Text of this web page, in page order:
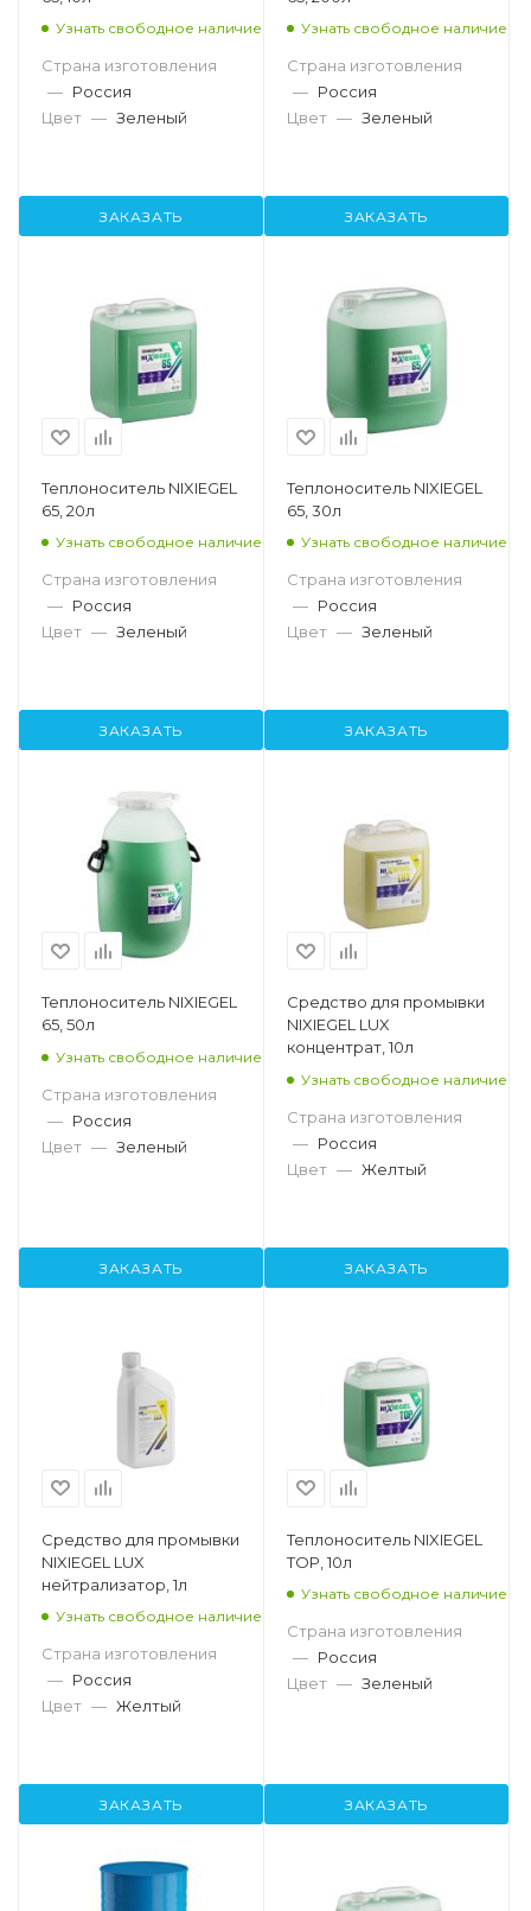
Узнать свободное наличие
Страна изготовления
— Россия
Цвет — Зеленый
ЗАКАЗАТЬ
Узнать свободное наличие
Страна изготовления
— Россия
Цвет — Зеленый
ЗАКАЗАТЬ
Теплоноситель NIXIEGEL
65, 20л
Узнать свободное наличие
Страна изготовления
— Россия
Цвет — Зеленый
ЗАКАЗАТЬ
Теплоноситель NIXIEGEL
65, 30л
Узнать свободное наличие
Страна изготовления
— Россия
Цвет — Зеленый
ЗАКАЗАТЬ
Теплоноситель NIXIEGEL
65, 50л
Узнать свободное наличие
Страна изготовления
— Россия
Цвет — Зеленый
ЗАКАЗАТЬ
Средство для промывки
NIXIEGEL LUX
концентрат, 10л
Узнать свободное наличие
Страна изготовления
— Россия
Цвет — Желтый
ЗАКАЗАТЬ
Средство для промывки
NIXIEGEL LUX
нейтрализатор, 1л
Узнать свободное наличие
Страна изготовления
— Россия
Цвет — Желтый
ЗАКАЗАТЬ
Теплоноситель NIXIEGEL
TOP, 10л
Узнать свободное наличие
Страна изготовления
— Россия
Цвет — Зеленый
ЗАКАЗАТЬ